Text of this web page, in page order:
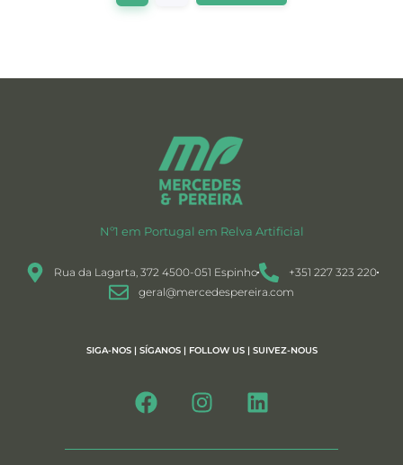
Nº1 em Portugal em Relva Artificial
Rua da Lagarta, 372 4500-051 Espinho
+351 227 323 220
geral@mercedespereira.com
SIGA-NOS | SÍGANOS | FOLLOW US | SUIVEZ-NOUS